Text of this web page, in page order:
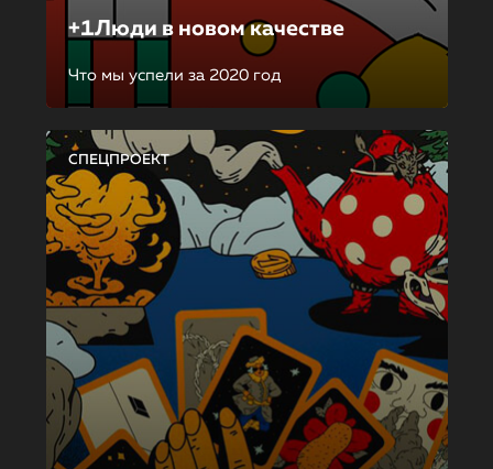
+1Люди в новом качестве
Что мы успели за 2020 год
СПЕЦПРОЕКТ